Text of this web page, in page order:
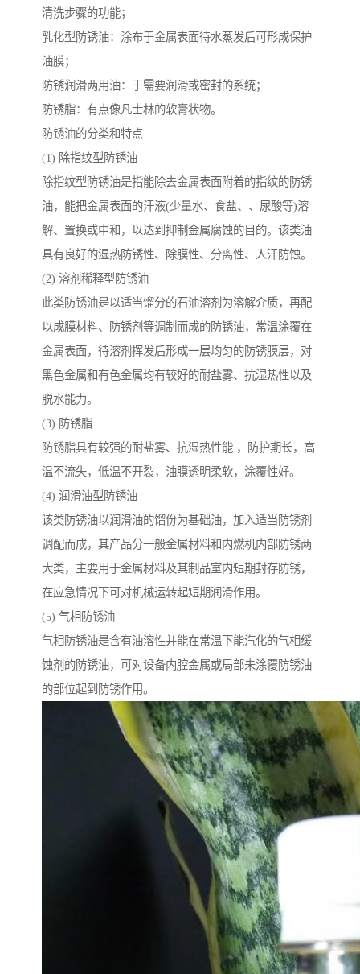
清洗步骤的功能；
乳化型防锈油：涂布于金属表面待水蒸发后可形成保护
油膜；
防锈润滑两用油：于需要润滑或密封的系统；
防锈脂：有点像凡士林的软膏状物。
防锈油的分类和特点
(1) 除指纹型防锈油
除指纹型防锈油是指能除去金属表面附着的指纹的防锈
油，能把金属表面的汗液(少量水、食盐、、尿酸等)溶
解、置换或中和，以达到抑制金属腐蚀的目的。该类油
具有良好的湿热防锈性、除膜性、分离性、人汗防蚀。
(2) 溶剂稀释型防锈油
此类防锈油是以适当馏分的石油溶剂为溶解介质，再配
以成膜材料、防锈剂等调制而成的防锈油，常温涂覆在
金属表面，待溶剂挥发后形成一层均匀的防锈膜层，对
黑色金属和有色金属均有较好的耐盐雾、抗湿热性以及
脱水能力。
(3) 防锈脂
防锈脂具有较强的耐盐雾、抗湿热性能 ，防护期长，高
温不流失，低温不开裂，油膜透明柔软，涂覆性好。
(4) 润滑油型防锈油
该类防锈油以润滑油的馏份为基础油，加入适当防锈剂
调配而成，其产品分一般金属材料和内燃机内部防锈两
大类，主要用于金属材料及其制品室内短期封存防锈，
在应急情况下可对机械运转起短期润滑作用。
(5) 气相防锈油
气相防锈油是含有油溶性并能在常温下能汽化的气相缓
蚀剂的防锈油，可对设备内腔金属或局部未涂覆防锈油
的部位起到防锈作用。